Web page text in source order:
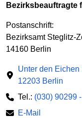
Bezirksbeauftragte
Postanschrift:
Bezirksamt Steglitz-
14160 Berlin
Unter den Eichen
12203 Berlin
Tel.: (030) 90299
E-Mail